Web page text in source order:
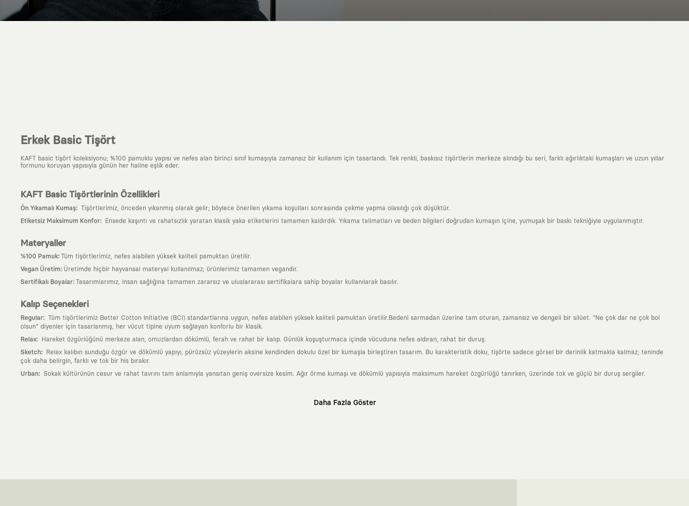
Erkek Basic Tişört
KAFT basic tişört koleksiyonu; %100 pamuklu yapısı ve nefes alan birinci sınıf kumaşıyla zamansız bir kullanım için tasarlandı. Tek renkli, baskısız tişörtlerin merkeze alındığı bu seri, farklı ağırlıktaki kumaşları ve uzun yıllar
formunu koruyan yapısıyla günün her haline eşlik eder.
KAFT Basic Tişörtlerinin Özellikleri
Ön Yıkamalı Kumaş: Tişörtlerimiz, önceden yıkanmış olarak gelir; böylece önerilen yıkama koşulları sonrasında çekme yapma olasılığı çok düşüktür.
Etiketsiz Maksimum Konfor: Ensede kaşıntı ve rahatsızlık yaratan klasik yaka etiketlerini tamamen kaldırdık. Yıkama talimatları ve beden bilgileri doğrudan kumaşın içine, yumuşak bir baskı tekniğiyle uygulanmıştır.
Materyaller
%100 Pamuk: Tüm tişörtlerimiz, nefes alabilen yüksek kaliteli pamuktan üretilir.
Vegan Üretim: Üretimde hiçbir hayvansal materyal kullanılmaz; ürünlerimiz tamamen vegandır.
Sertifikalı Boyalar: Tasarımlarımız, insan sağlığına tamamen zararsız ve uluslararası sertifikalara sahip boyalar kullanılarak basılır.
Kalıp Seçenekleri
Regular: Tüm tişörtlerimiz Better Cotton Initiative (BCI) standartlarına uygun, nefes alabilen yüksek kaliteli pamuktan üretilir.Bedeni sarmadan üzerine tam oturan, zamansız ve dengeli bir silüet. "Ne çok dar ne çok bol
olsun" diyenler için tasarlanmış, her vücut tipine uyum sağlayan konforlu bir klasik.
Relax: Hareket özgürlüğünü merkeze alan, omuzlardan dökümlü, ferah ve rahat bir kalıp. Günlük koşuşturmaca içinde vücuduna nefes aldıran, rahat bir duruş.
Sketch:
Relax kalıbın sunduğu özgür ve dökümlü yapıyı, pürüzsüz yüzeylerin aksine kendinden dokulu özel bir kumaşla birleştiren tasarım. Bu karakteristik doku, tişörte sadece görsel bir derinlik katmakla kalmaz; teninde
çok daha belirgin, farklı ve tok bir his bırakır.
Urban: Sokak kültürünün cesur ve rahat tavrını tam anlamıyla yansıtan geniş oversize kesim. Ağır örme kumaşı ve dökümlü yapısıyla maksimum hareket özgürlüğü tanırken, üzerinde tok ve güçlü bir duruş sergiler.
Daha Fazla Göster